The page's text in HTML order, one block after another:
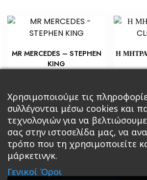
MR MERCEDES – STEPHEN
KING
Προσθήκη στο καλάθι
Η ΜΗΤΡΑ
Κεντρική Βιβλία
Roleplaying Games Ψυχαγωγία
Χρησιμοποιούμε τις
συλλέγονται μέσω cookies και
τεχνολογιών για να
σας στην ιστοσελίδα μας, να
τρόπο που τη χρησιμοποιείτε
μάρκετινγκ.
Γενικοί Όροι